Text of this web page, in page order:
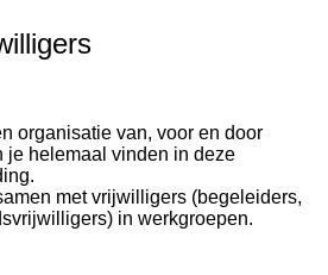
organisatie van, voor en door
je helemaal vinden in deze
met vrijwilligers (begeleiders,
in werkgroepen.